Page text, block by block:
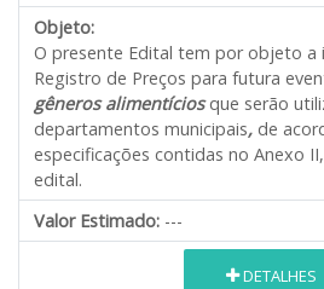
Objeto:
O presente Edital tem por objeto a
Registro de Preços para futura
gêneros alimentíciosque serão
departamentos municipais, de
especificações contidas no Anexo
edital.
Valor Estimado: ---
DETALHES